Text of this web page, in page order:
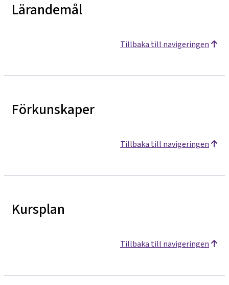
Lärandemål
Tillbaka till navigeringen
Förkunskaper
Tillbaka till navigeringen
Kursplan
Tillbaka till navigeringen